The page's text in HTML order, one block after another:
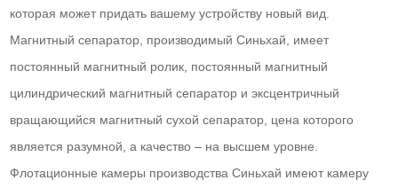
которая может придать вашему устройству новый вид.
Магнитный сепаратор, производимый Синьхай, имеет
постоянный магнитный ролик, постоянный магнитный
цилиндрический магнитный сепаратор и эксцентричный
вращающийся магнитный сухой сепаратор, цена которого
является разумной, а качество – на высшем уровне.
Флотационные камеры производства Синьхай имеют камеру